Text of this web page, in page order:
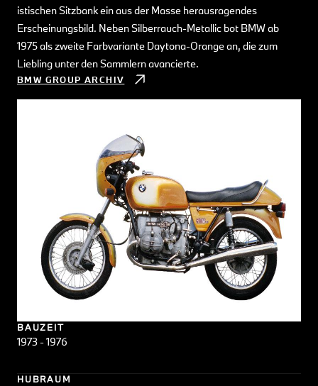
istischen Sitzbank ein aus der Masse herausragendes
Erscheinungsbild. Neben Silberrauch-Metallic bot BMW ab
1975 als zweite Farbvariante Daytona-Orange an, die zum
Liebling unter den Sammlern avancierte.
BMW GROUP ARCHIV
BAUZEIT
1973 - 1976
HUBRAUM